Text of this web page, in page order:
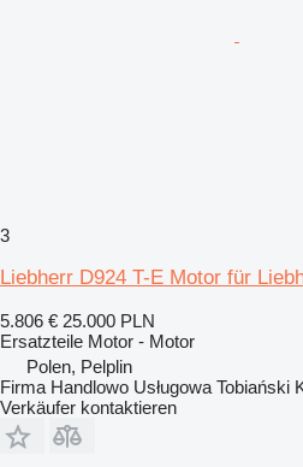
3
Liebherr D924 T-E Motor für
5.806 € 25.000 PLN
Ersatzteile Motor - Motor
Polen, Pelplin
Firma Handlowo Usługowa Tobiański
Verkäufer kontaktieren